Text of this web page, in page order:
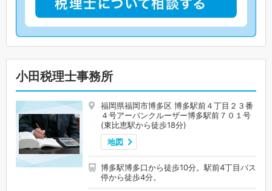
小田税理士事務所
福岡県福岡市博多区 博多駅前４丁目２３番
４号アーバンクルーザー博多駅前７０１号
(東比恵駅から徒歩18分)
地図
博多駅博多口から徒歩10分。駅前4丁目バス
停から徒歩4分。